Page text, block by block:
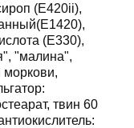
(Е420ii),
(Е330),
"малина",
моркови,
твин 60